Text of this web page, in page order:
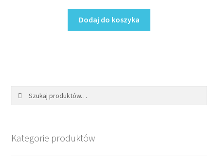
Dodaj do koszyka
Kategorie produktów